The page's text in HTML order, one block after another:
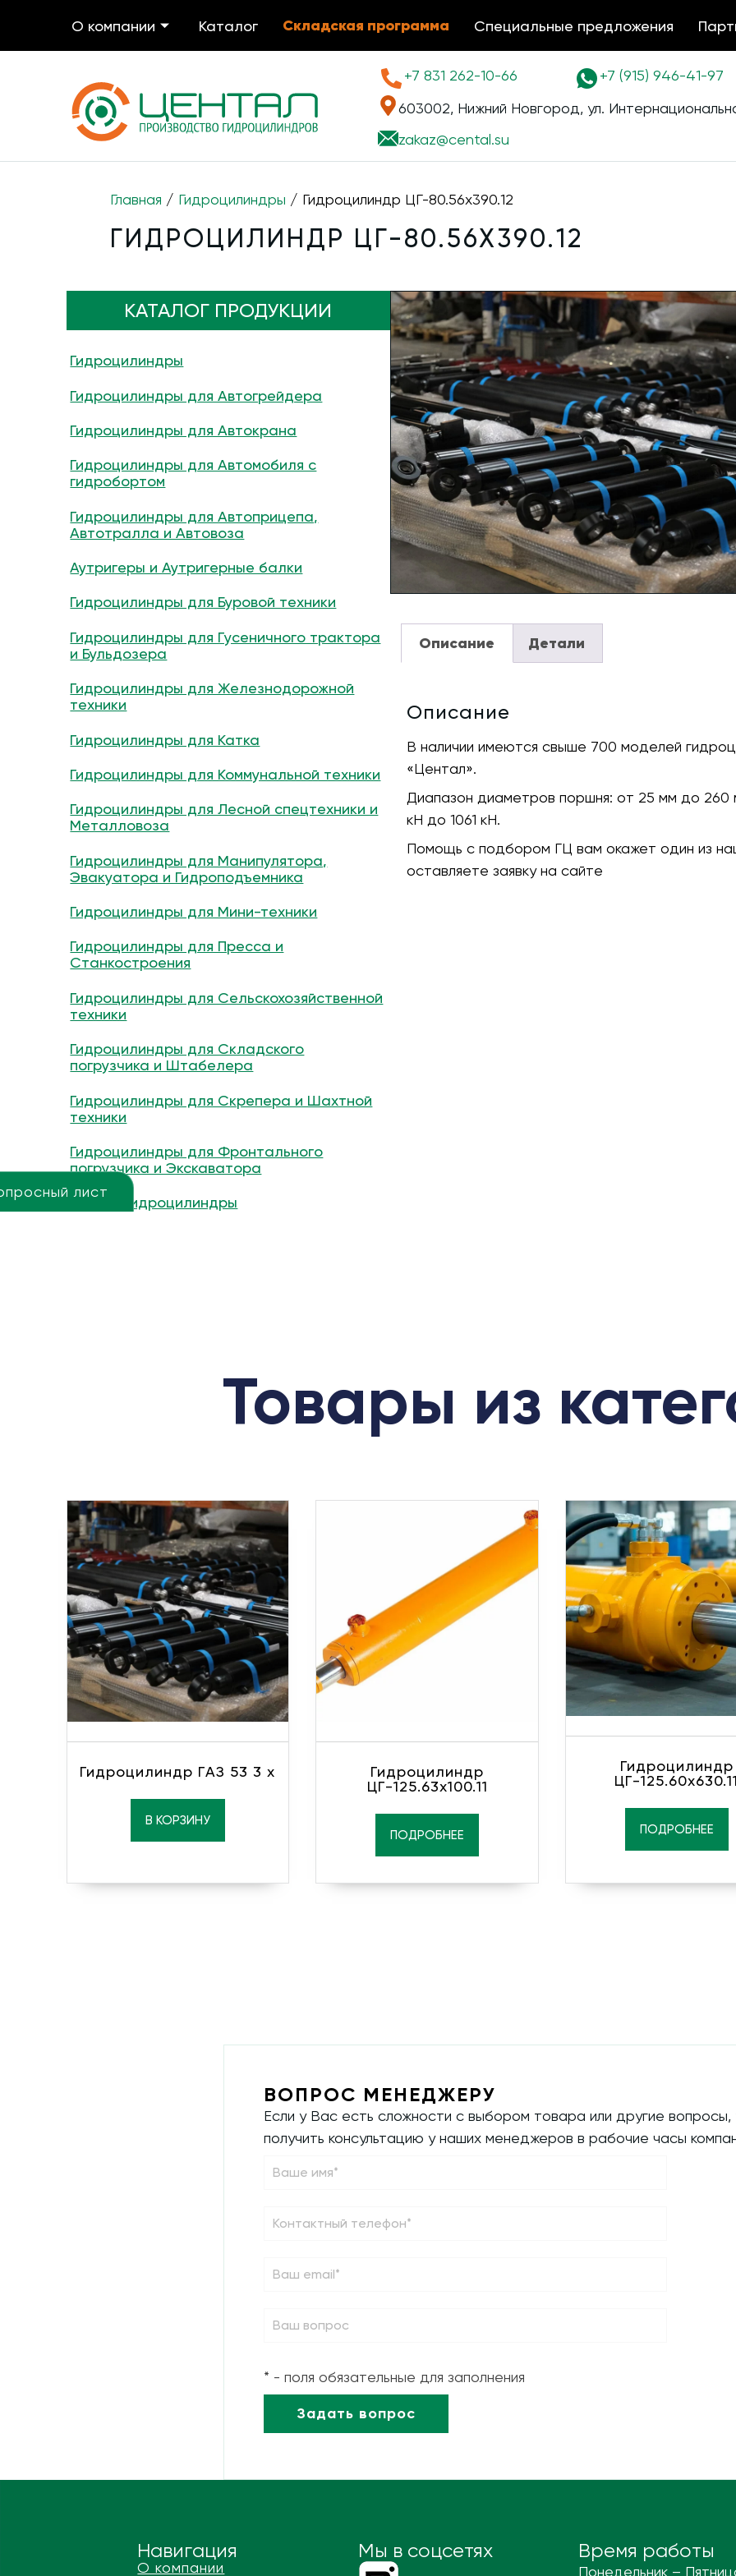
О компании Каталог Складская программа Специальные предложения
+7 831 262-10-66
+7 (915) 946-41-97
603002, Нижний Новгород, ул.
zakaz@cental.su
лист
Главная / Гидроцилиндры / Гидроцилиндр ЦГ-80.56х390.12
ГИДРОЦИЛИНДР ЦГ-80.56Х390.12
КАТАЛОГ ПРОДУКЦИИ
Гидроцилиндры
Гидроцилиндры для Автогрейдера
Гидроцилиндры для Автокрана
Гидроцилиндры для Автомобиля с
гидробортом
Гидроцилиндры для Автоприцепа,
Автотралла и Автовоза
Аутригеры и Аутригерные балки
Гидроцилиндры для Буровой техники
Гидроцилиндры для Гусеничного трактора
и Бульдозера
Гидроцилиндры для Железнодорожной
техники
Гидроцилиндры для Катка
Гидроцилиндры для Коммунальной техники
Гидроцилиндры для Лесной спецтехники и
Металловоза
Гидроцилиндры для Манипулятора,
Эвакуатора и Гидроподъемника
Гидроцилиндры для Мини-техники
Гидроцилиндры для Пресса и
Станкостроения
Гидроцилиндры для Сельскохозяйственной
техники
Гидроцилиндры для Складского
погрузчика и Штабелера
Гидроцилиндры для Скрепера и Шахтной
техники
Гидроцилиндры для Фронтального
погрузчика и Экскаватора
Другие гидроцилиндры
Описание Детали
Описание
В наличии имеются свыше 700 моделей
«Центал».
Диапазон диаметров поршня: от 25 мм до 260
кH до 1061 кН.
Помощь с подбором ГЦ вам окажет один из
оставляете заявку на сайте
Товары из
Гидроцилиндр ГАЗ 53 3 х
В КОРЗИНУ
Гидроцилиндр
ЦГ-125.63х100.11
ПОДРОБНЕЕ
Гидроцилиндр
ЦГ-125.60х630.11
ПОДРОБНЕЕ
ВОПРОС МЕНЕДЖЕРУ
Если у Вас есть сложности с выбором товара или другие
получить консультацию у наших менеджеров в рабочие часы
* - поля обязательные для заполнения
Навигация
О компании
Мы в соцсетях Время работы
Понедельник –